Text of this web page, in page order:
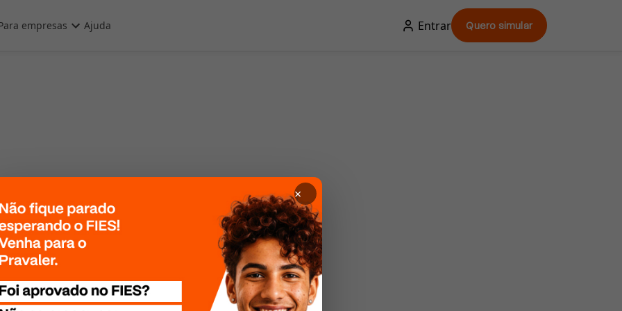
empresas Ajuda Entrar Quero simular
Por favor, tente
mais tarde!
×